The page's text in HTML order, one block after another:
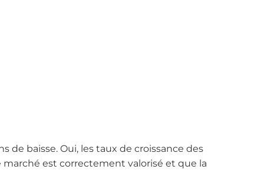
baisse. Oui, les taux de croissance des
marché est correctement valorisé et que la